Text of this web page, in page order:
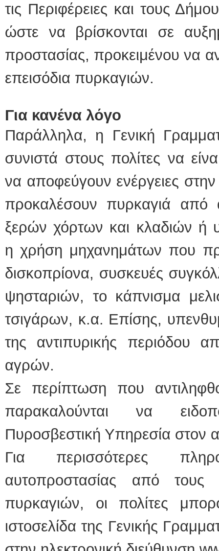
τις Περιφέρειες και τους
ώστε να βρίσκονται σε
προστασίας, προκειμένου να
επεισόδια πυρκαγιών.
Για κανένα λόγο
Παράλληλα, η Γενική
συνιστά στους πολίτες να
να αποφεύγουν ενέργειες
προκαλέσουν πυρκαγιά από
ξερών χόρτων και κλαδιών ή
η χρήση μηχανημάτων που
δισκοπρίονα, συσκευές
ψησταριών, το κάπνισμα
τσιγάρων, κ.α. Επίσης,
της αντιπυρικής περιόδου
αγρών.
Σε περίπτωση που
παρακαλούνται να
Πυροσβεστική Υπηρεσία στον
Για περισσότερες
αυτοπροστασίας από τους
πυρκαγιών, οι πολίτες
ιστοσελίδα της Γενικής